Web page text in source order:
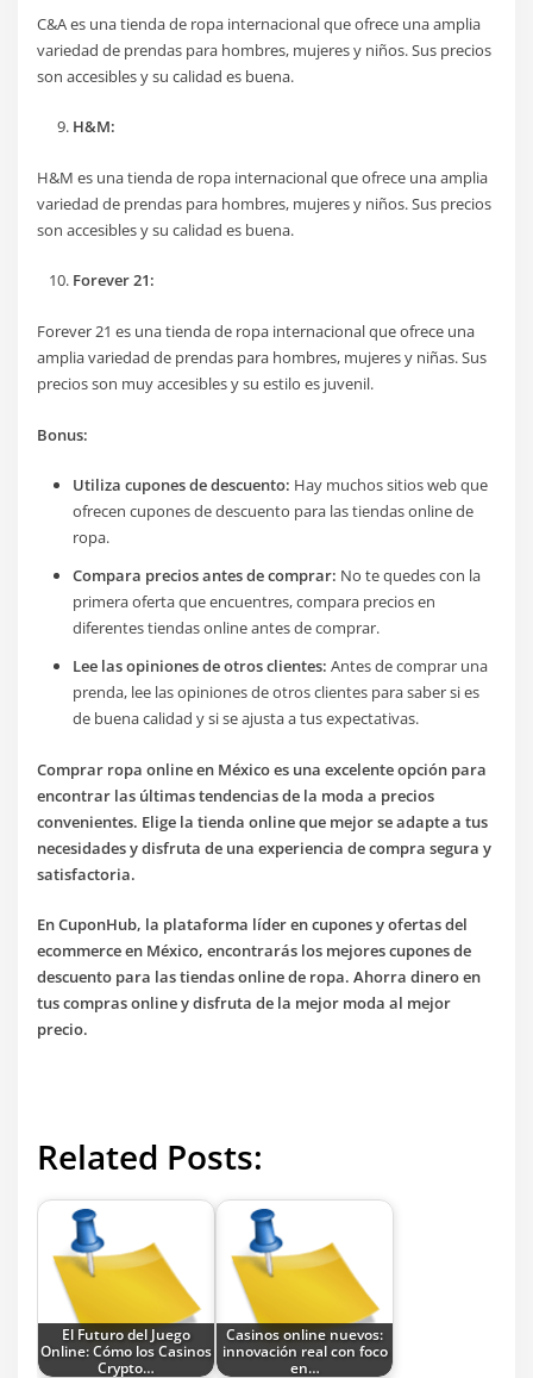
C&A es una tienda de ropa internacional que ofrece una amplia
variedad de prendas para hombres, mujeres y niños. Sus precios
son accesibles y su calidad es buena.
H&M:
H&M es una tienda de ropa internacional que ofrece una amplia
variedad de prendas para hombres, mujeres y niños. Sus precios
son accesibles y su calidad es buena.
Forever 21:
Forever 21 es una tienda de ropa internacional que ofrece una
amplia variedad de prendas para hombres, mujeres y niñas. Sus
precios son muy accesibles y su estilo es juvenil.
Bonus:
Utiliza cupones de descuento: Hay muchos sitios web que
ofrecen cupones de descuento para las tiendas online de
ropa.
Compara precios antes de comprar: No te quedes con la
primera oferta que encuentres, compara precios en
diferentes tiendas online antes de comprar.
Lee las opiniones de otros clientes: Antes de comprar una
prenda, lee las opiniones de otros clientes para saber si es
de buena calidad y si se ajusta a tus expectativas.
Comprar ropa online en México es una excelente opción para
encontrar las últimas tendencias de la moda a precios
convenientes. Elige la tienda online que mejor se adapte a tus
necesidades y disfruta de una experiencia de compra segura y
satisfactoria.
En CuponHub, la plataforma líder en cupones y ofertas del
ecommerce en México, encontrarás los mejores cupones de
descuento para las tiendas online de ropa. Ahorra dinero en
tus compras online y disfruta de la mejor moda al mejor
precio.
Related Posts:
El Futuro del Juego
Online: Cómo los Casinos
Crypto…
Casinos online nuevos:
innovación real con foco
en…